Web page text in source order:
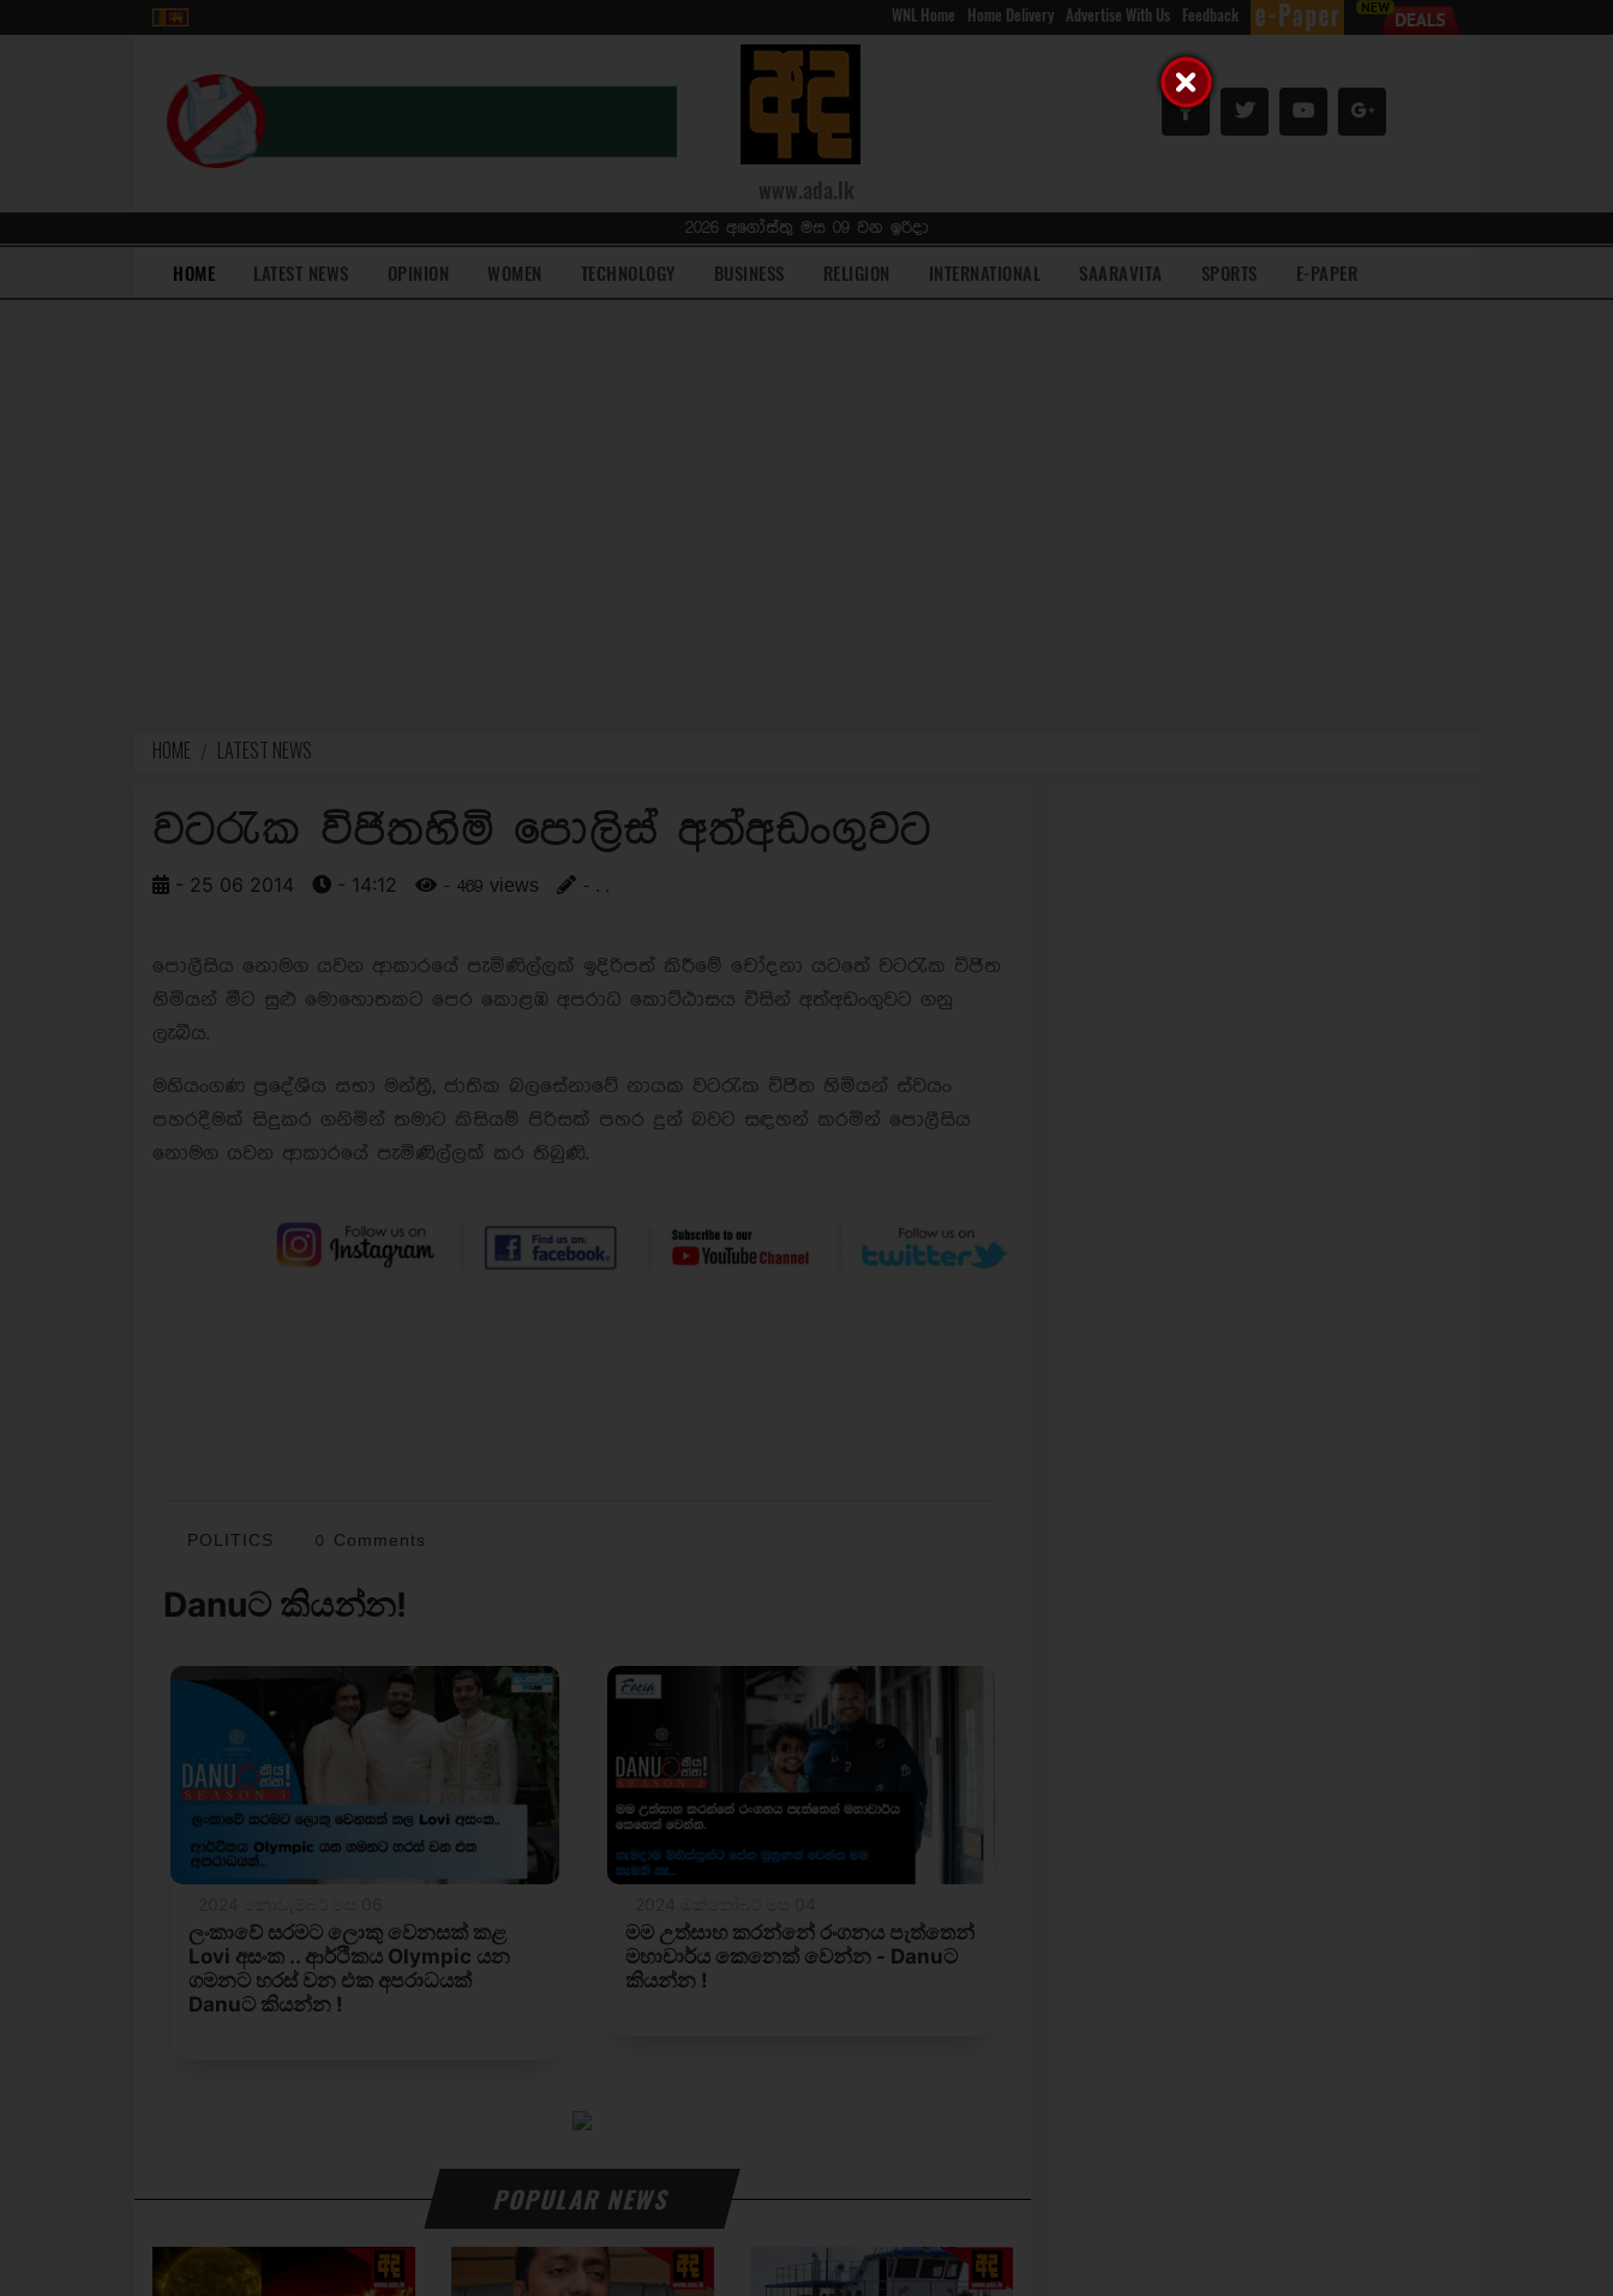
WNL Home Home Delivery Advertise With Us Feedback
www.ada.lk
2026 අගෝස්තු මස 09 වන ඉරිදා
HOME(current)LATEST NEWS OPINION WOMEN TECHNOLOGY BUSINESS RELIGION INTERNATIONAL SAARAVITA SPORTS E-PAPER
HOME LATEST NEWS
වටරැක විජිතහිමි පොලිස් අත්අඩංගුවට
- 25 06 2014 - 14:12 - 469 views - . .
පොලීසිය නොමග යවන ආකාරයේ පැමිණිල්ලක් ඉදිරිපත් කිරීමේ චෝදනා යටතේ වටරැක විජිත
හිමියන් මීට සුළු මොහොතකට පෙර කොළඹ අපරාධ කොට්ඨාසය විසින් අත්අඩංගුවට ගනු
ලැබීය.
මහියංගණ ප්‍රදේශීය සභා මන්ත්‍රී, ජාතික බලසේනාවේ නායක වටරැක විජිත හිමියන් ස්වයං
පහරදීමක් සිදුකර ගනිමින් තමාට කිසියම් පිරිසක් පහර දුන් බවට සඳහන් කරමින් පොලීසිය
නොමග යවන ආකාරයේ පැමිණිල්ලක් කර තිබුණි.
POLITICS 0 Comments
POPULAR NEWS